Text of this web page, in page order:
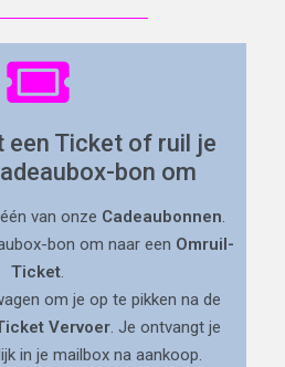
een Ticket of ruil je
bon om
van onze Cadeaubonnen.
bon om naar een Omruil-
Ticket.
om je op te pikken na de
Vervoer. Je ontvangt je
in je mailbox na aankoop.